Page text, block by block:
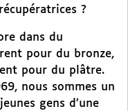
?
dans du
pour du bronze,
pour du plâtre.
nous sommes un
gens d’une